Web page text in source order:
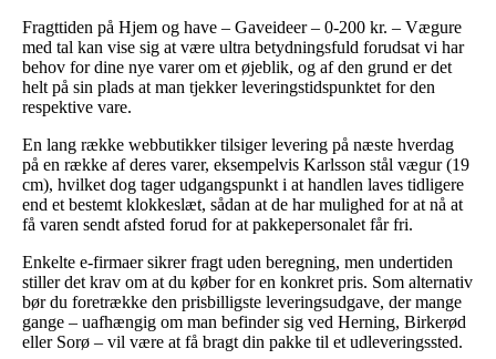
Fragttiden på Hjem og have – Gaveideer – 0-200 kr. – Vægure
med tal kan vise sig at være ultra betydningsfuld forudsat vi har
behov for dine nye varer om et øjeblik, og af den grund er det
helt på sin plads at man tjekker leveringstidspunktet for den
respektive vare.
En lang række webbutikker tilsiger levering på næste hverdag
på en række af deres varer, eksempelvis Karlsson stål vægur (19
cm), hvilket dog tager udgangspunkt i at handlen laves tidligere
end et bestemt klokkeslæt, sådan at de har mulighed for at nå at
få varen sendt afsted forud for at pakkepersonalet får fri.
Enkelte e-firmaer sikrer fragt uden beregning, men undertiden
stiller det krav om at du køber for en konkret pris. Som alternativ
bør du foretrække den prisbilligste leveringsudgave, der mange
gange – uafhængig om man befinder sig ved Herning, Birkerød
eller Sorø – vil være at få bragt din pakke til et udleveringssted.